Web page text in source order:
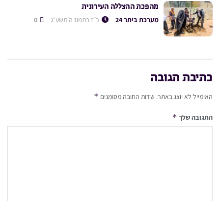
מהפכת ההצללה העירונית
מערכת ביתר 24 כ״ז בתמוז ה׳תשע״ג
כתיבת תגובה
האימייל לא יוצג באתר. שדות החובה מסומנים *
התגובה שלך *